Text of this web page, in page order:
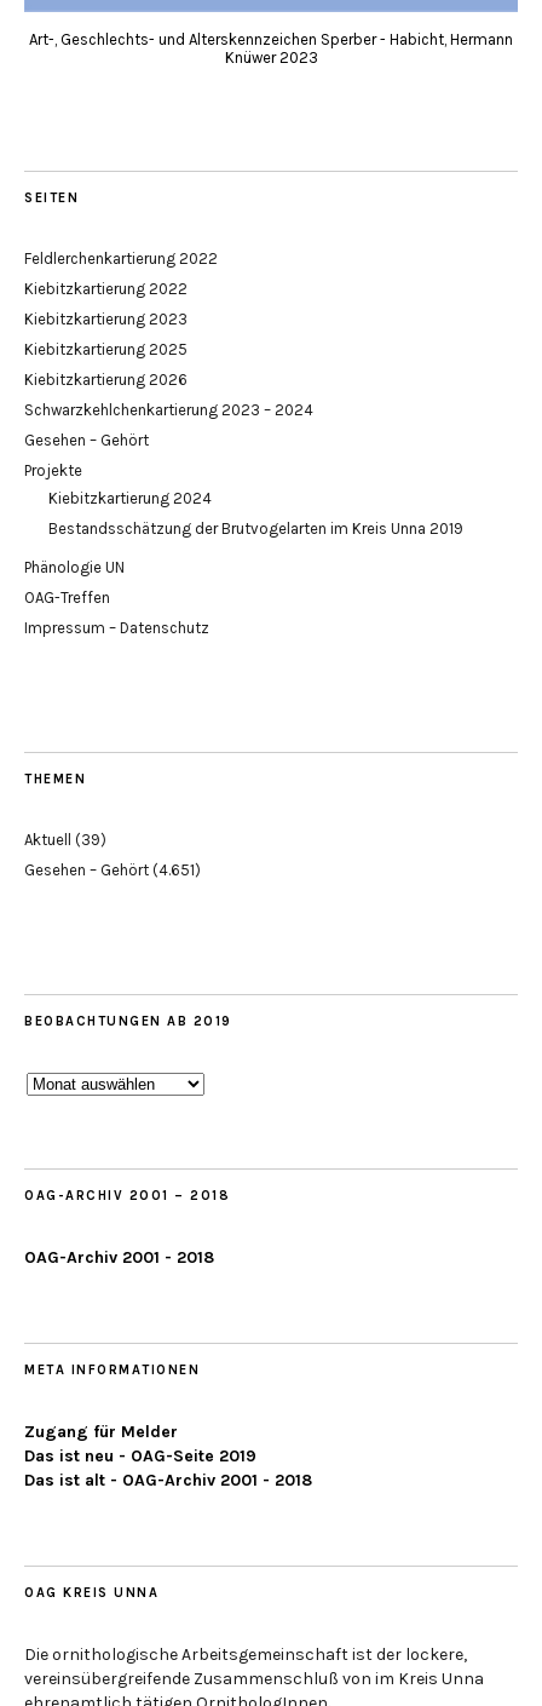
Art-, Geschlechts- und Alterskennzeichen Sperber - Habicht, Hermann
Knüwer 2023
SEITEN
Feldlerchenkartierung 2022
Kiebitzkartierung 2022
Kiebitzkartierung 2023
Kiebitzkartierung 2025
Kiebitzkartierung 2026
Schwarzkehlchenkartierung 2023 – 2024
Gesehen – Gehört
Projekte
Kiebitzkartierung 2024
Bestandsschätzung der Brutvogelarten im Kreis Unna 2019
Phänologie UN
OAG-Treffen
Impressum – Datenschutz
THEMEN
Aktuell
(39)
Gesehen – Gehört (4.651)
BEOBACHTUNGEN AB 2019
Beobachtungen
OAG-ARCHIV 2001 – 2018
OAG-Archiv 2001 - 2018
META INFORMATIONEN
Zugang für Melder
Das ist neu - OAG-Seite 2019
Das ist alt - OAG-Archiv 2001 - 2018
OAG KREIS UNNA
Die ornithologische Arbeitsgemeinschaft ist der lockere,
vereinsübergreifende Zusammenschluß von im Kreis Unna